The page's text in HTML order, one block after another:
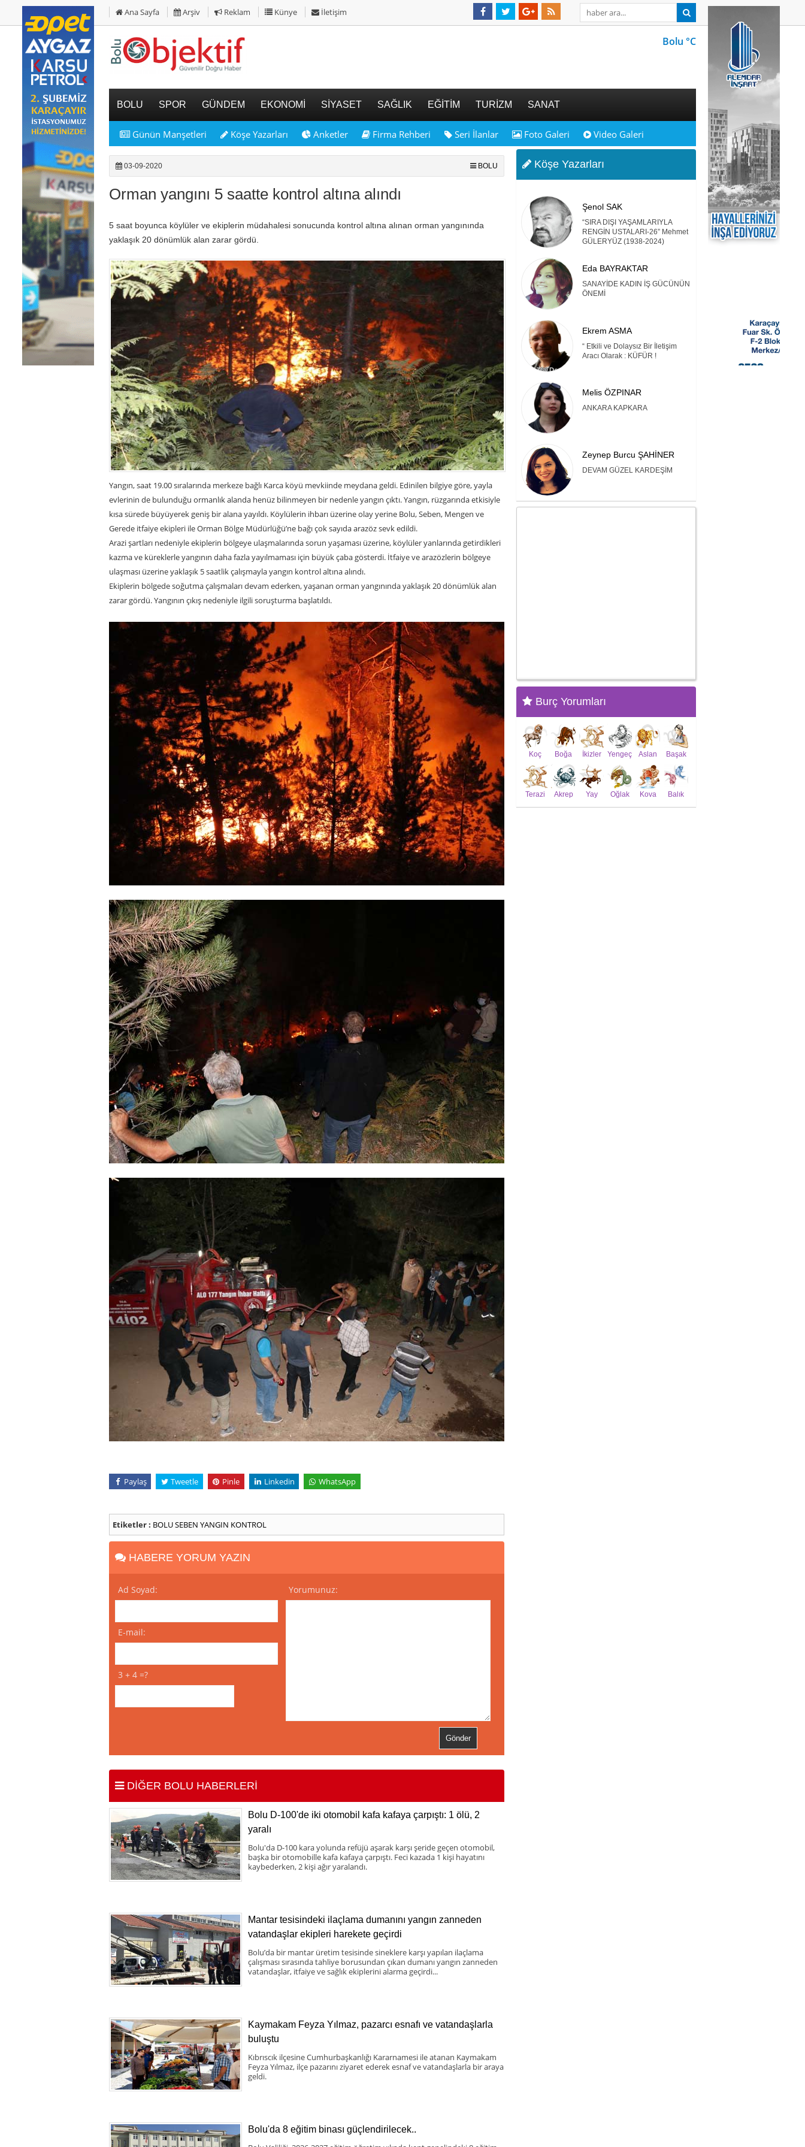
Ana Sayfa Arşiv Reklam Künye İletişim
Bolu °C
BOLU SPOR GÜNDEM EKONOMİ SİYASET SAĞLIK EĞİTİM TURİZM SANAT
Günün Manşetleri Köşe Yazarları Anketler Firma Rehberi Seri İlanlar Foto Galeri Video Galeri
03-09-2020 BOLU
Orman yangını 5 saatte kontrol altına alındı
5 saat boyunca köylüler ve ekiplerin müdahalesi sonucunda kontrol altına alınan orman yangınında
yaklaşık 20 dönümlük alan zarar gördü.
Yangın, saat 19.00 sıralarında merkeze bağlı Karca köyü mevkiinde meydana geldi. Edinilen bilgiye göre, yayla
evlerinin de bulunduğu ormanlık alanda henüz bilinmeyen bir nedenle yangın çıktı. Yangın, rüzgarında etkisiyle
kısa sürede büyüyerek geniş bir alana yayıldı. Köylülerin ihbarı üzerine olay yerine Bolu, Seben, Mengen ve
Gerede itfaiye ekipleri ile Orman Bölge Müdürlüğü’ne bağı çok sayıda arazöz sevk edildi.
Arazi şartları nedeniyle ekiplerin bölgeye ulaşmalarında sorun yaşaması üzerine, köylüler yanlarında getirdikleri
kazma ve küreklerle yangının daha fazla yayılmaması için büyük çaba gösterdi. İtfaiye ve arazözlerin bölgeye
ulaşması üzerine yaklaşık 5 saatlik çalışmayla yangın kontrol altına alındı.
Ekiplerin bölgede soğutma çalışmaları devam ederken, yaşanan orman yangınında yaklaşık 20 dönümlük alan
zarar gördü. Yangının çıkış nedeniyle ilgili soruşturma başlatıldı.
Paylaş Tweetle Pinle Linkedin WhatsApp
Etiketler : BOLUSEBEN YANGIN KONTROL
HABERE YORUM YAZIN
Ad Soyad:
E-mail:
3 + 4 =?
Yorumunuz:
DİĞER BOLU HABERLERİ
Bolu D-100'de iki otomobil kafa kafaya çarpıştı: 1 ölü, 2
yaralı
Bolu'da D-100 kara yolunda refüjü aşarak karşı şeride geçen otomobil,
başka bir otomobille kafa kafaya çarpıştı. Feci kazada 1 kişi hayatını
kaybederken, 2 kişi ağır yaralandı.
Mantar tesisindeki ilaçlama dumanını yangın zanneden
vatandaşlar ekipleri harekete geçirdi
Bolu’da bir mantar üretim tesisinde sineklere karşı yapılan ilaçlama
çalışması sırasında tahliye borusundan çıkan dumanı yangın zanneden
vatandaşlar, itfaiye ve sağlık ekiplerini alarma geçirdi...
Kaymakam Feyza Yılmaz, pazarcı esnafı ve vatandaşlarla
buluştu
Kıbrıscık ilçesine Cumhurbaşkanlığı Kararnamesi ile atanan Kaymakam
Feyza Yılmaz, ilçe pazarını ziyaret ederek esnaf ve vatandaşlarla bir araya
geldi.
Bolu'da 8 eğitim binası güçlendirilecek..
Köşe Yazarları
Şenol SAK
“SIRA DIŞI YAŞAMLARIYLA
RENGİN USTALARI-26” Mehmet
GÜLERYÜZ (1938-2024)
Eda BAYRAKTAR
SANAYİDE KADIN İŞ GÜCÜNÜN
ÖNEMİ
Ekrem ASMA
“ Etkili ve Dolaysız Bir İletişim
Aracı Olarak : KÜFÜR !
Melis ÖZPINAR
ANKARA KAPKARA
Zeynep Burcu ŞAHİNER
DEVAM GÜZEL KARDEŞİM
Burç Yorumları
Koç Boğa İkizler Yengeç Aslan Başak
Terazi Akrep Yay Oğlak Kova Balık